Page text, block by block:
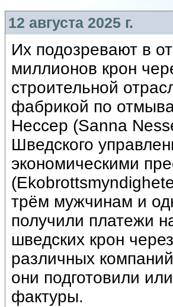
12 августа 2025 г.
Их подозревают в
миллионов крон
строительной
фабрикой по
Нессер (Sanna
Шведского
экономическими
трём мужчинам и
получили платежи
шведских крон
различных
они подготовили
фактуры.